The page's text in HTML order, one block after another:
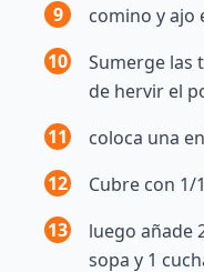
9
comino y ajo
10
Sumerge las
de hervir el
11
coloca una
12
Cubre con 1/
13
luego añade
sopa y 1